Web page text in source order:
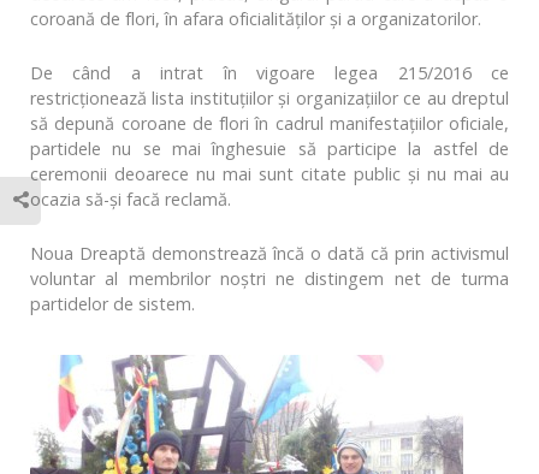
coroană de flori, în afara oficialităţilor şi a organizatorilor.
De când a intrat în vigoare legea 215/2016 ce
restricţionează lista instituţiilor şi organizaţiilor ce au dreptul
să depună coroane de flori în cadrul manifestaţiilor oficiale,
partidele nu se mai înghesuie să participe la astfel de
ceremonii deoarece nu mai sunt citate public şi nu mai au
ocazia să-şi facă reclamă.
Noua Dreaptă demonstrează încă o dată că prin activismul
voluntar al membrilor noștri ne distingem net de turma
partidelor de sistem.